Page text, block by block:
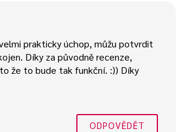
prakticky úchop, můžu potvrdit
Díky za původně recenze,
že to bude tak funkční. :)) Díky
ODPOVĚDĚT